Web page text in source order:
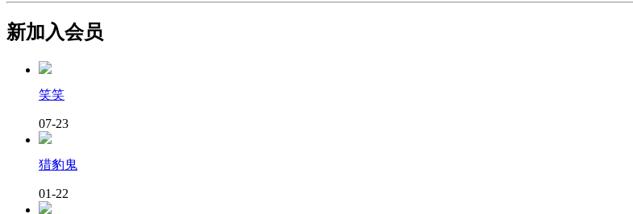
新加入会员
笑笑
07-23
猎豹鬼
01-22